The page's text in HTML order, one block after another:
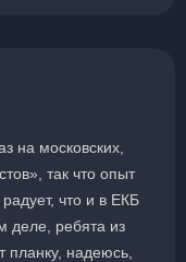
на московских,
так что опыт
что и в ЕКБ
деле, ребята из
надеюсь,